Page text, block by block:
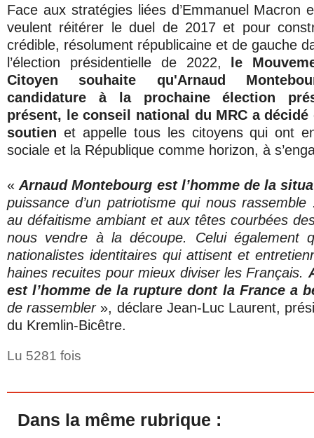
Face aux stratégies liées d’Emmanuel Macron
veulent réitérer le duel de 2017 et pour
crédible, résolument républicaine et de gauche
l’élection présidentielle de 2022,
le
Citoyen souhaite qu'Arnaud
candidature à la prochaine élection
présent, le conseil national du MRC a
soutien et appelle tous les citoyens qui ont
sociale et la République comme horizon, à
«Arnaud Montebourg est l’homme de la
puissance d’un patriotisme qui nous rassemble
au défaitisme ambiant et aux têtes courbées
nous vendre à la découpe. Celui également
nationalistes identitaires qui attisent et
haines recuites pour mieux diviser les Français.
est l’homme de la rupture dont la France a
de rassembler», déclare Jean-Luc Laurent,
du Kremlin-Bicêtre.
Lu 5281 fois
Dans la même rubrique :